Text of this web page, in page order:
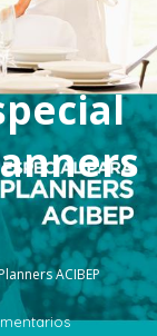
ACIBEP